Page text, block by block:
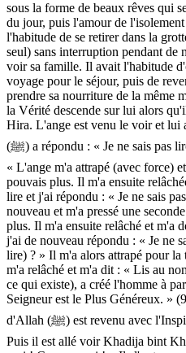
sous la forme de beaux rêves qui
du jour, puis l'amour de
l'habitude de se retirer dans la
seul) sans interruption pendant de
voir sa famille. Il avait l'habitude
voyage pour le séjour, puis de
prendre sa nourriture de la même
la Vérité descende sur lui alors
Hira. L'ange est venu le voir et lui
(ﷺ) a répondu : « Je ne sais pas lire. » Le Prophète (ﷺ) a ajouté :
« L'ange m'a attrapé (avec force)
pouvais plus. Il m'a ensuite
lire et j'ai répondu : « Je ne sais
nouveau et m'a pressé une
plus. Il m'a ensuite relâché et m'a
j'ai de nouveau répondu : « Je ne
lire) ? » Il m'a alors attrapé pour la
m'a relâché et m'a dit : « Lis au
ce qui existe), a créé l'homme à
Seigneur est le Plus Généreux. »
d'Allah (ﷺ) est revenu avec l'Inspiration et son cœur battait fort.
Puis il est allé voir Khadija bint